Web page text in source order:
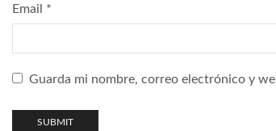
Email *
Guarda mi nombre, correo electrónico y